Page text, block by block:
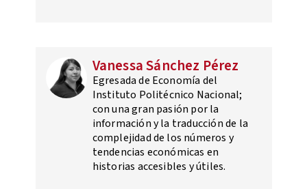
Vanessa Sánchez Pérez
Egresada de Economía del
Instituto Politécnico Nacional;
con una gran pasión por la
información y la traducción de la
complejidad de los números y
tendencias económicas en
historias accesibles y útiles.